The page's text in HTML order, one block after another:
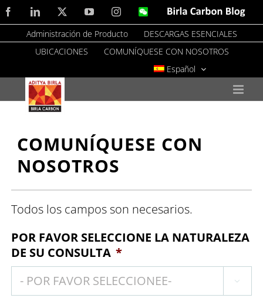
Skip
to
content
FacebookLinkedIn YouTubeInstagramWeChatBirla
Blog
Administración de Producto
DESCARGAS ESENCIALES
UBICACIONES
COMUNÍQUESE CON NOSOTROS
Español
COMUNÍQUESE CON
NOSOTROS
Todos los campos son necesarios.
POR FAVOR SELECCIONE LA NATURALEZA
DE SU CONSULTA *
